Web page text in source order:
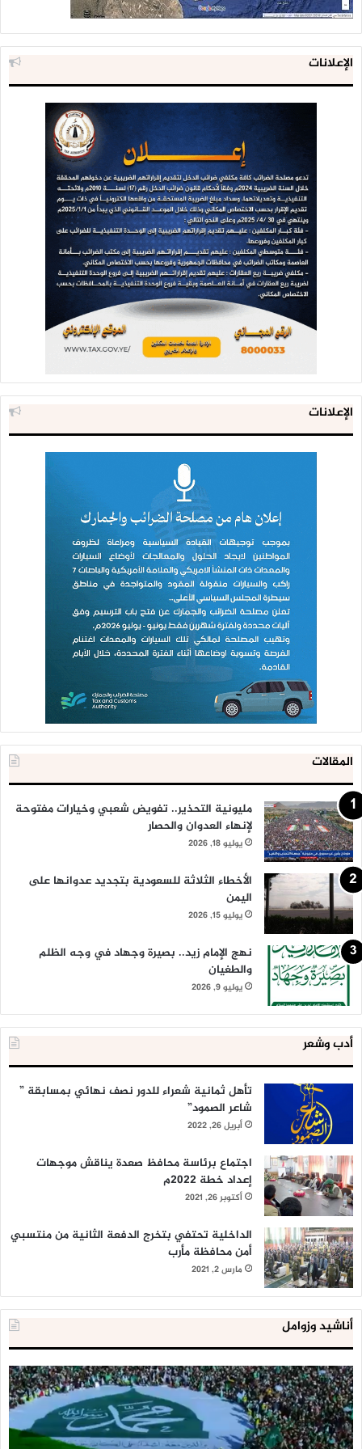
الإعلانات
الإعلانات
المقالات
مليونية التحذير.. تفويض شعبي وخيارات مفتوحة
لإنهاء العدوان والحصار
يوليو 18, 2026
الأخطاء الثلاثة للسعودية بتجديد عدوانها على
اليمن
يوليو 15, 2026
نهج الإمام زيد.. بصيرة وجهاد في وجه الظلم
والطغيان
يوليو 9, 2026
أدب وشعر
تأهل ثمانية شعراء للدور نصف نهائي بمسابقة ”
شاعر الصمود”
أبريل 26, 2022
اجتماع برئاسة محافظ صعدة يناقش موجهات
إعداد خطة 2022م
أكتوبر 26, 2021
الداخلية تحتفي بتخرج الدفعة الثانية من منتسبي
أمن محافظة مأرب
مارس 2, 2021
أناشيد وزوامل
العدو
الإسرائيلي
اعتقل
543
طفلا